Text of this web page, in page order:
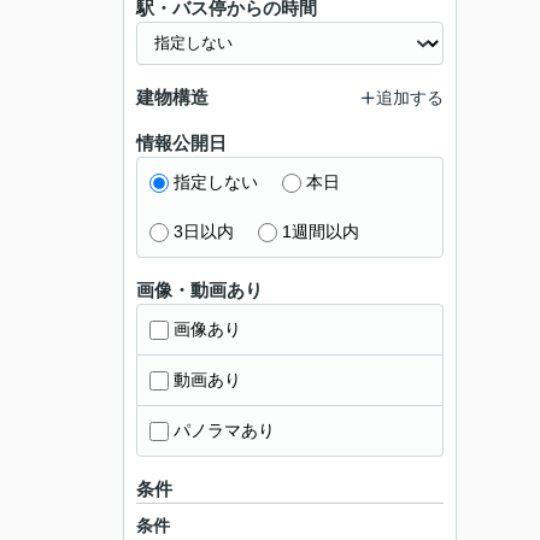
駅・バス停からの時間
建物構造 追加する
情報公開日
指定しない 本日
3日以内 1週間以内
画像・動画あり
画像あり
動画あり
パノラマあり
条件
条件